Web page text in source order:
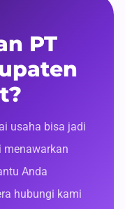
PT
usaha bisa jadi
menawarkan
Anda
hubungi kami